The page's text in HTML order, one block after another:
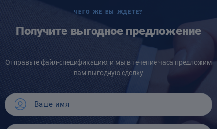
ЧЕГО ЖЕ ВЫ ЖДЕТЕ?
Получите выгодное предложение
Отправьте файл-спецификацию, и мы в течение часа предложим
вам выгодную сделку